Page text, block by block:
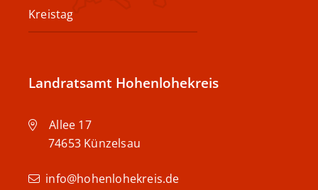
Kreistag
Landratsamt Hohenlohekreis
Allee 17
74653 Künzelsau
info@hohenlohekreis.de